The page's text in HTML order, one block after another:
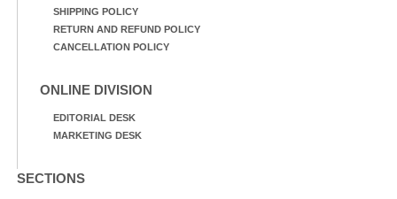
SHIPPING POLICY
RETURN AND REFUND POLICY
CANCELLATION POLICY
ONLINE DIVISION
EDITORIAL DESK
MARKETING DESK
SECTIONS